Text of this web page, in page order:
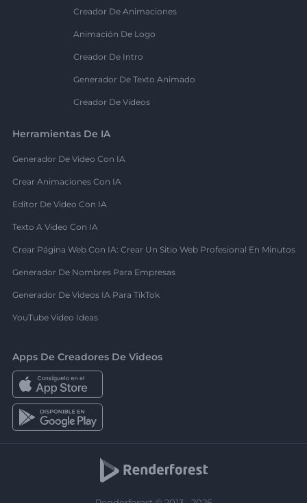
Creador De Animaciones
Animación De Logo
Creador De Intro
Generador De Texto Animado
Creador De Videos
Herramientas De IA
Generador De Video Con IA
Crear Animaciones Con IA
Editor De Video Con IA
Texto A Video Con IA
Crear Página Web Con IA: Crear Un Sitio Web Profesional En Minutos
Generador De Nombres Para Empresas
Generador De Videos IA Para TikTok
YouTube Video Ideas
Apps De Creadores De Videos